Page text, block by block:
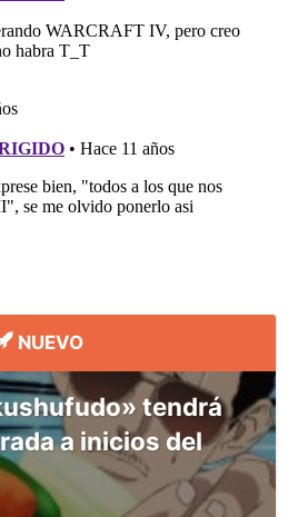
NUEVO
tendrá
a inicios del